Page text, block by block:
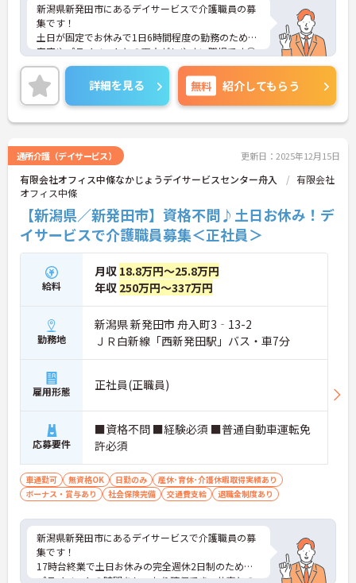
新潟県新発田市にあるデイサービスで介護職員の募
集です！
土日が固定でお休みで1日6時間程度の勤務のため、
家庭やプライベートとの両立がしやすい職場です◎
また、マイカー通勤もOKなので、遠方からでも快適
に通勤が可能です♪
ご興味ある方は面接ポイントをお伝えしますので、
お気軽にご連絡ください。
詳細を見る 無料 紹介してもらう
通所介護（デイサービス） 更新日：2025年12月15日
有限会社オフィス中條なかじょうデイサービスセンター舟入
有限会社
オフィス中條
【新潟県／新発田市】資格不問♪土日お休み！デ
イサービスで介護職員募集＜正社員＞
給料
月収 18.8万円～25.8万円
年収 250万円～337万円
勤務地
新潟県 新発田市 舟入町3‐13-2
ＪＲ白新線「西新発田駅」バス・車7分
雇用形態 正社員(正職員)
応募要件
■資格不問 ■経験必須 ■普通自動車運転免
許必須
車通勤可 無資格OK 日勤のみ
産休･育休･介護休暇取得実績あり
ボーナス・賞与あり
社会保険完備 交通費支給 退職金制度あり
新潟県新発田市にあるデイサービスで介護職員の募
集です！
17時台終業で土日お休みの完全週休2日制のため、
プライベートの時間をしっかり確保でき、仕事との